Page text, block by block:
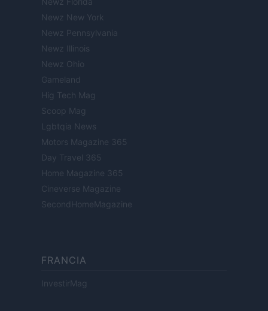
Newz New York
Newz Pennsylvania
Newz Illinois
Newz Ohio
Gameland
Hig Tech Mag
Scoop Mag
Lgbtqia News
Motors Magazine 365
Day Travel 365
Home Magazine 365
Cineverse Magazine
SecondHomeMagazine
FRANCIA
InvestirMag